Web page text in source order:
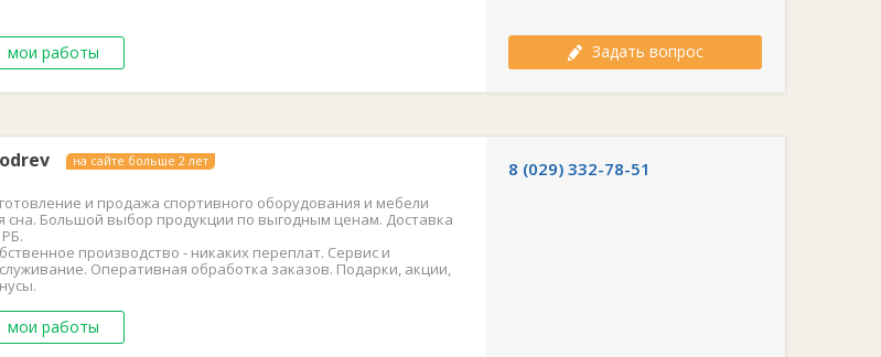
мои работы Задать вопрос
на сайте больше 2 лет
и продажа спортивного оборудования и мебели
сна. Большой выбор продукции по выгодным ценам. Доставка
производство - никаких переплат. Сервис и
Оперативная обработка заказов. Подарки, акции,
мои работы
8 (029) 332-78-51